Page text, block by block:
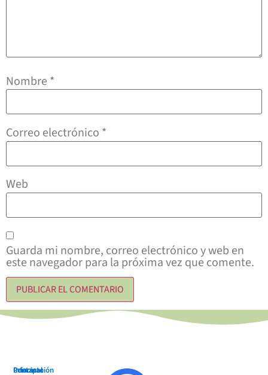
Nombre *
Correo electrónico *
Web
Guarda mi nombre, correo electrónico y web en
este navegador para la próxima vez que comente.
Principal
Información
Contacto